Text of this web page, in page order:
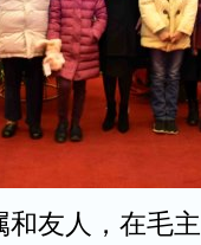
友人，在毛